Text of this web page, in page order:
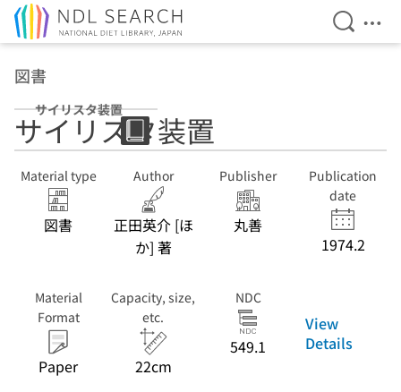
Open
図書
サイリスタ装置
サイリスタ装置
Material type
図書
Author
正田英介 [ほ
か] 著
Publisher
丸善
Publication
date
1974.2
Material
Format
Paper
Capacity, size,
etc.
22cm
NDC
549.1
View
Details